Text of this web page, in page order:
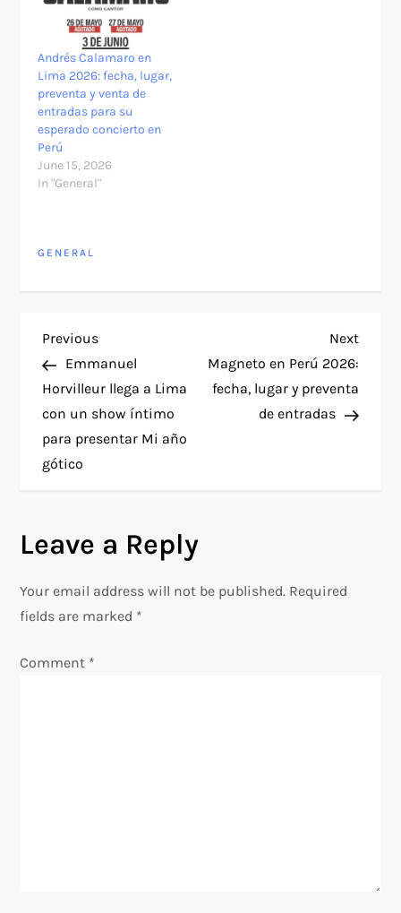
Andrés Calamaro en
Lima 2026: fecha, lugar,
preventa y venta de
entradas para su
esperado concierto en
Perú
June 15, 2026
In "General"
GENERAL
P
o
s
t
a
v
Previous
Post
Previous
Emmanuel
Horvilleur llega a Lima
con un show íntimo
para presentar Mi año
gótico
Next
Post
Next
Magneto en Perú 2026:
fecha, lugar y preventa
de entradas
Leave a Reply
Your email address will not be published. Required
fields are marked *
Comment *